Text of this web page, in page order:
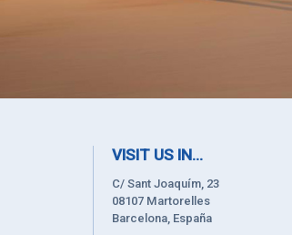
VISIT US IN...
C/ Sant Joaquím, 23
08107 Martorelles
Barcelona, España